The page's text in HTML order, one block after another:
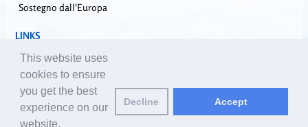
Sostegno dall'Europa
LINKS
falundafa.org (it)
faluninfo.net
minghui.org (en)
pureinsight.org
This website uses
cookies to ensure
you get the best
experience on our
website.
Decline Accept